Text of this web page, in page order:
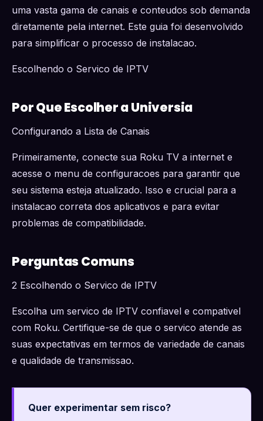
uma vasta gama de canais e conteudos sob demanda
diretamente pela internet. Este guia foi desenvolvido
para simplificar o processo de instalacao.
Escolhendo o Servico de IPTV
Por Que Escolher a Universia
Configurando a Lista de Canais
Primeiramente, conecte sua Roku TV a internet e
acesse o menu de configuracoes para garantir que
seu sistema esteja atualizado. Isso e crucial para a
instalacao correta dos aplicativos e para evitar
problemas de compatibilidade.
Perguntas Comuns
2 Escolhendo o Servico de IPTV
Escolha um servico de IPTV confiavel e compativel
com Roku. Certifique-se de que o servico atende as
suas expectativas em termos de variedade de canais
e qualidade de transmissao.
Quer experimentar sem risco?